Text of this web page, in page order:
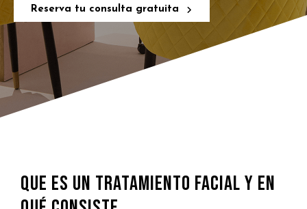
Reserva tu consulta gratuita
QUE ES UN TRATAMIENTO FACIAL Y EN